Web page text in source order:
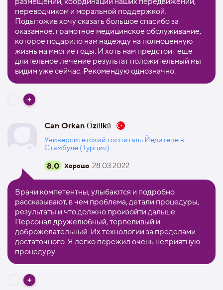
переводчиком и моральной поддержкой.
Подытожив хочу сказать большое спасибо за
оказанное, грамотное медицинское обслуживание,
которое подарило нам надежду на полноценную
жизнь на многие годы. И хоть нам предстоит еще
длительное лечение результат положительный мы
видим уже сейчас. Рекомендую однозначно.
Can Orkan Özülkü
Университетский госпиталь Йедитепе в
Стамбуле (Турция)
8.0 Хорошо 28.03.2022
Врачи компетентны, улыбаются и подробно
рассказывают, в чем проблема, детали процедуры,
результаты и что должно произойти дальше.
Персонал дружелюбный, терпеливый и
доброжелательный. Их технологии за пределами
достаточного. Я легко пережил очень неприятную
процедуру.